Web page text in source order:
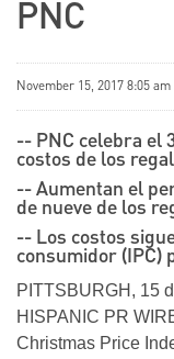
PNC
November 15, 2017 8:05 am
-- PNC celebra el
costos de los
-- Aumentan el
de nueve de los
-- Los costos
consumidor (IPC)
PITTSBURGH, 15
HISPANIC PR
Christmas Price